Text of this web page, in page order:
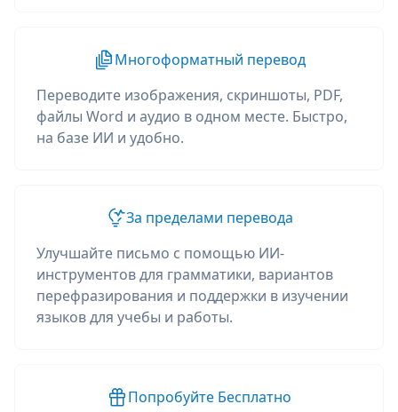
Многоформатный перевод
Переводите изображения, скриншоты, PDF,
файлы Word и аудио в одном месте. Быстро,
на базе ИИ и удобно.
За пределами перевода
Улучшайте письмо с помощью ИИ-
инструментов для грамматики, вариантов
перефразирования и поддержки в изучении
языков для учебы и работы.
Попробуйте Бесплатно